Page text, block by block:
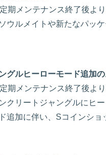
期メンテナンス終了後よ
ウルメイトや新たなパッ
グルヒーローモード追加
期メンテナンス終了後よ
クリートジャングルにヒ
追加に伴い、Sコインシ